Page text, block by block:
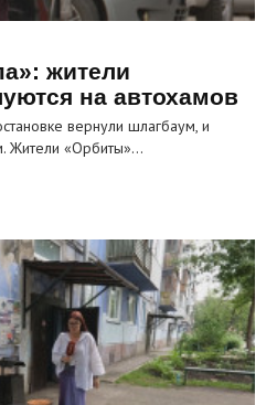
жители
на автохамов
вернули шлагбаум, и
Жители «Орбиты»…